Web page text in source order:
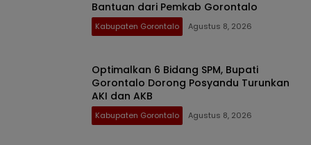
Bantuan dari Pemkab Gorontalo
Kabupaten Gorontalo Agustus 8, 2026
Optimalkan 6 Bidang SPM, Bupati
Gorontalo Dorong Posyandu Turunkan
AKI dan AKB
Kabupaten Gorontalo Agustus 8, 2026